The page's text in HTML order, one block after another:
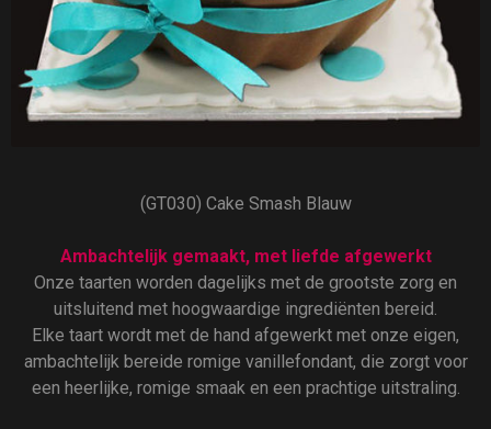
(GT030) Cake Smash Blauw
Ambachtelijk gemaakt, met liefde afgewerkt
Onze taarten worden dagelijks met de grootste zorg en
uitsluitend met hoogwaardige ingrediënten bereid.
Elke taart wordt met de hand afgewerkt met onze eigen,
ambachtelijk bereide romige vanillefondant, die zorgt voor
een heerlijke, romige smaak en een prachtige uitstraling.